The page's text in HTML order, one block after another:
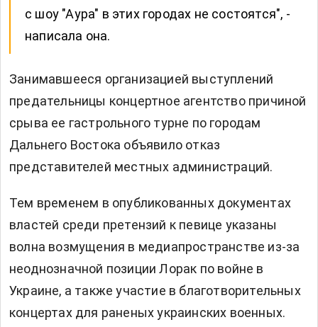
с шоу "Аура" в этих городах не состоятся", -
написала она.
Занимавшееся организацией выступлений
предательницы концертное агентство причиной
срыва ее гастрольного турне по городам
Дальнего Востока объявило отказ
представителей местных администраций.
Тем временем в опубликованных документах
властей среди претензий к певице указаны
волна возмущения в медиапространстве из-за
неоднозначной позиции Лорак по войне в
Украине, а также участие в благотворительных
концертах для раненых украинских военных.